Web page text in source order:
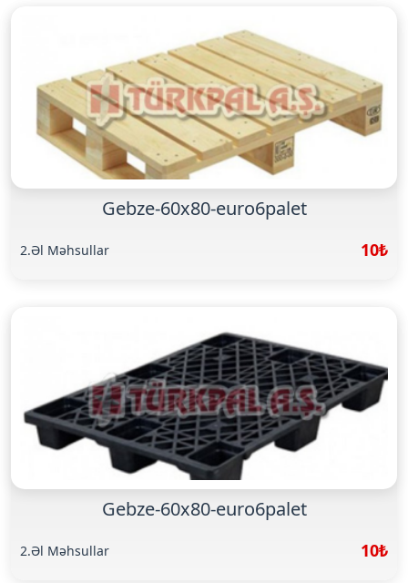
Gebze-60x80-euro6palet
2.Əl Məhsullar 10₺
Gebze-60x80-euro6palet
2.Əl Məhsullar 10₺